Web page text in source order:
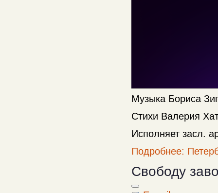
Музыка Бориса
Стихи Валерия
Исполняет засл.
Подробнее:
Свободу